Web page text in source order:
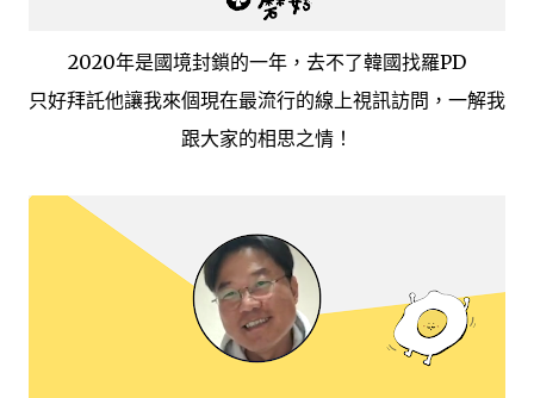
2020年是國境封鎖的一年，去不了韓國找羅PD
只好拜託他讓我來個現在最流行的線上視訊訪問，一解我
跟大家的相思之情！